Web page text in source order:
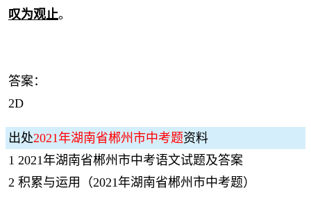
叹为观止。
答案：
2D
出处2021年湖南省郴州市中考题资料
1 2021年湖南省郴州市中考语文试题及答案
2 积累与运用（2021年湖南省郴州市中考题）